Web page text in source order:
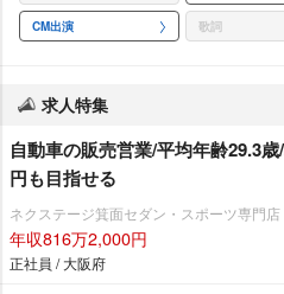
CM出演 歌詞
求人特集
自動車の販売営業/平均年齢29.3
円も目指せる
ネクステージ箕面セダン・スポーツ専門店
年収816万2,000円
正社員 / 大阪府